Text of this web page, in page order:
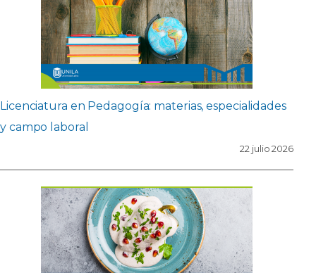
Licenciatura en Pedagogía: materias, especialidades
y campo laboral
22 julio 2026